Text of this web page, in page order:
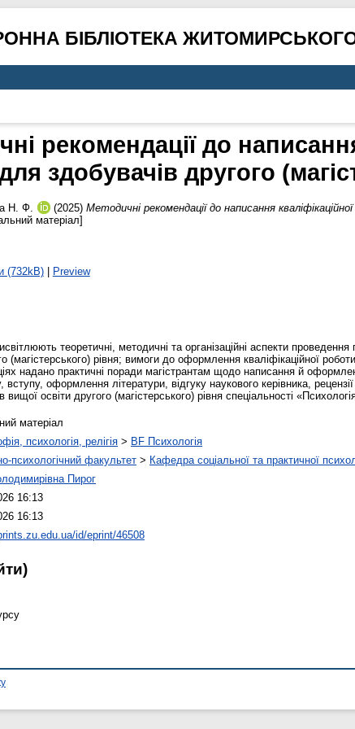
БІБЛІОТЕКА
рекомендації до
здобувачів другого
Н. Ф. (2025) Методичні рекомендації до написання
матеріал]
(732kB)| Preview
теоретичні, методичні та організаційні аспекти
(магістерського) рівня; вимоги до оформлення кваліфікаційної роботи.
надано практичні поради магістрантам щодо написання й
вступу, оформлення літератури, відгуку наукового керівника,
освіти другого (магістерського) рівня спеціальності
матеріал
психологія, релігія > BF Психологія
психологічний факультет > Кафедра соціальної та практичної
Пирог
16:13
16:13
id/eprint/46508